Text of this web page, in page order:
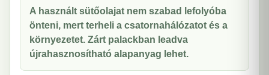
A használt sütőolajat nem szabad lefolyóba
önteni, mert terheli a csatornahálózatot és a
környezetet. Zárt palackban leadva
újrahasznosítható alapanyag lehet.